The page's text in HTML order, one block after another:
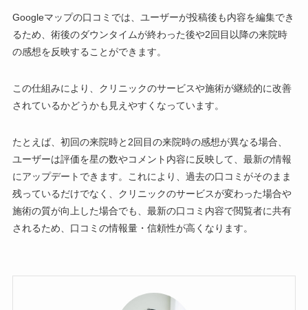
Googleマップの口コミでは、ユーザーが投稿後も内容を編集でき
るため、術後のダウンタイムが終わった後や2回目以降の来院時
の感想を反映することができます。
この仕組みにより、クリニックのサービスや施術が継続的に改善
されているかどうかも見えやすくなっています。
たとえば、初回の来院時と2回目の来院時の感想が異なる場合、
ユーザーは評価を星の数やコメント内容に反映して、最新の情報
にアップデートできます。これにより、過去の口コミがそのまま
残っているだけでなく、クリニックのサービスが変わった場合や
施術の質が向上した場合でも、最新の口コミ内容で閲覧者に共有
されるため、口コミの情報量・信頼性が高くなります。